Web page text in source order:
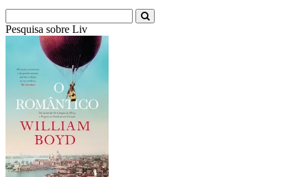
Pesquisa sobre Literatura